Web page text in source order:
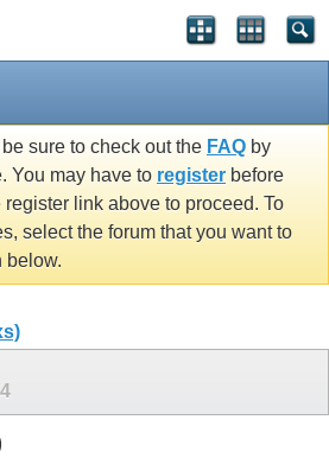
sure to check out the FAQ by
You may have to register before
link above to proceed. To
select the forum that you want to
below.